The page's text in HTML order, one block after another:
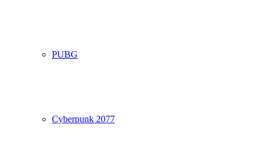
PUBG
Cyberpunk 2077